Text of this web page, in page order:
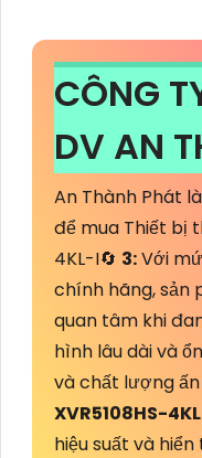
CÔNG
DV AN
An Thành Phát
để mua Thiết bị
4KL-I🔄 3:Với
chính hãng, sản
quan tâm khi
hình lâu dài và
và chất lượng
XVR5108HS-
hiệu suất và